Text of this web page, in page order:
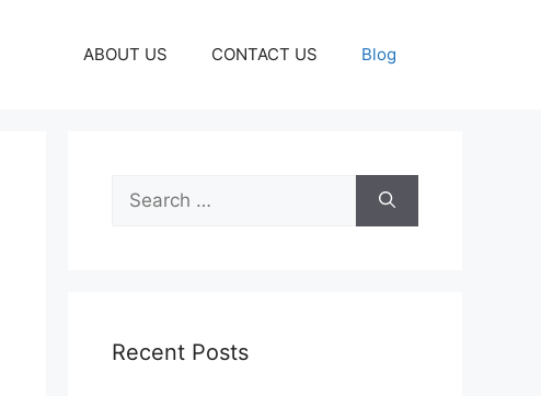
ABOUT US CONTACT US Blog
Search
for:
Recent Posts